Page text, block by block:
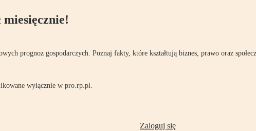
miesięcznie!
prognoz gospodarczych. Poznaj fakty, które kształtują biznes, prawo oraz
wyłącznie w pro.rp.pl.
Zaloguj się